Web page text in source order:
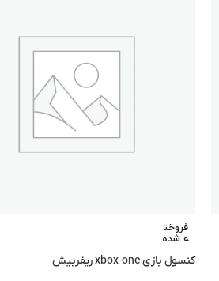
فروخت
ه شده
کنسول بازی xbox-one ریفربیش